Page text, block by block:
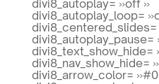
divi8_autoplay= »off »
divi8_autoplay_loop=
divi8_autoplay_pause=
divi8_text_show_hide=
divi8_nav_show_hide=
divi8_arrow_color=